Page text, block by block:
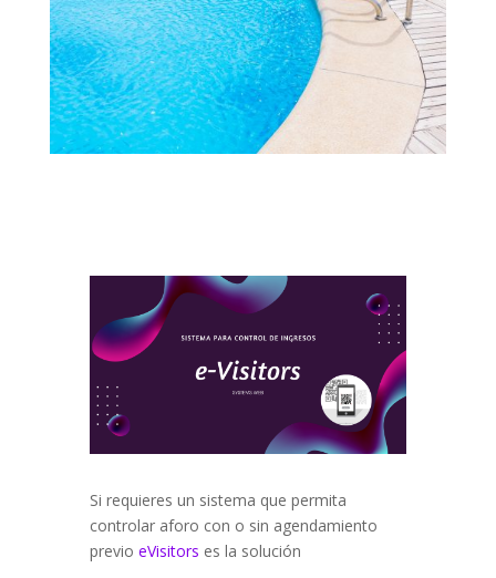
Si requieres un sistema que permita
controlar aforo con o sin agendamiento
previo eVisitors es la solución